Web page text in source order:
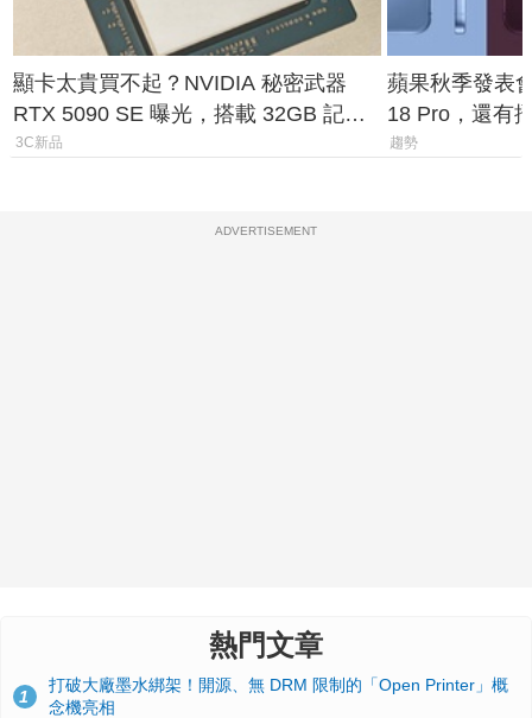
顯卡太貴買不起？NVIDIA 秘密武器
RTX 5090 SE 曝光，搭載 32GB 記憶
體
3C新品
蘋果秋季發表
18 Pro，還有
測一次看
趨勢
ADVERTISEMENT
熱門文章
1
打破大廠墨水綁架！開源、無 DRM 限制的「Open Printer」概
念機亮相